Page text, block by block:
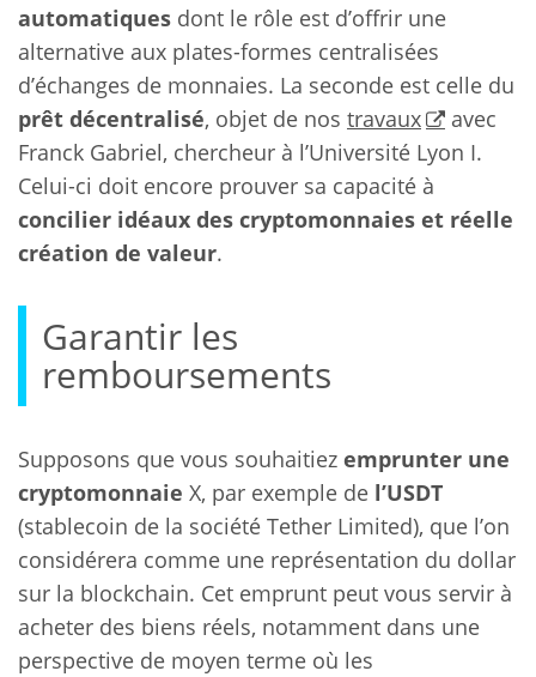
automatiques dont le rôle est d’offrir une
alternative aux plates-formes centralisées
d’échanges de monnaies. La seconde est celle du
prêt décentralisé, objet de nos travaux
avec
Franck Gabriel, chercheur à l’Université Lyon I.
Celui-ci doit encore prouver sa capacité à
concilier idéaux des cryptomonnaies et réelle
création de valeur.
Garantir les
remboursements
Supposons que vous souhaitiez emprunter une
cryptomonnaie X, par exemple de l’USDT
(stablecoin de la société Tether Limited), que l’on
considérera comme une représentation du dollar
sur la blockchain. Cet emprunt peut vous servir à
acheter des biens réels, notamment dans une
perspective de moyen terme où les